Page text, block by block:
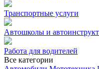
Транспортные услуги
Автошколы и
Работа для водителей
Все категории